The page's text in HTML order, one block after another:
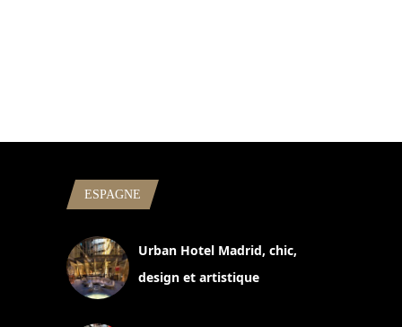
ESPAGNE
Urban Hotel Madrid, chic,
design et artistique